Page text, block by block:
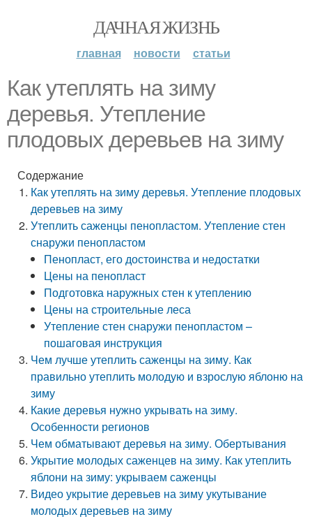
ДАЧНАЯ ЖИЗНЬ
главная новости статьи
Как утеплять на зиму
деревья. Утепление
плодовых деревьев на зиму
Содержание
Как утеплять на зиму деревья. Утепление плодовых
деревьев на зиму
Утеплить саженцы пенопластом. Утепление стен
снаружи пенопластом
Пенопласт, его достоинства и недостатки
Цены на пенопласт
Подготовка наружных стен к утеплению
Цены на строительные леса
Утепление стен снаружи пенопластом –
пошаговая инструкция
Чем лучше утеплить саженцы на зиму. Как
правильно утеплить молодую и взрослую яблоню на
зиму
Какие деревья нужно укрывать на зиму.
Особенности регионов
Чем обматывают деревья на зиму. Обертывания
Укрытие молодых саженцев на зиму. Как утеплить
яблони на зиму: укрываем саженцы
Видео укрытие деревьев на зиму укутывание
молодых деревьев на зиму